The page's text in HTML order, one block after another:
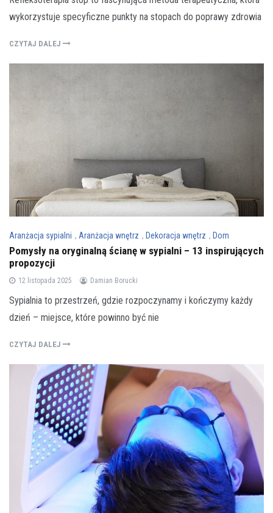
wykorzystuje specyficzne punkty na stopach do poprawy zdrowia
CZYTAJ DALEJ
Aranżacja sypialni , Aranżacja wnętrz , Dekoracja wnętrz , Dom
Pomysły na oryginalną ścianę w sypialni – 13 inspirujących
propozycji
12 listopada 2025 Damian Borucki
Sypialnia to przestrzeń, gdzie rozpoczynamy i kończymy każdy
dzień – miejsce, które powinno być nie
CZYTAJ DALEJ